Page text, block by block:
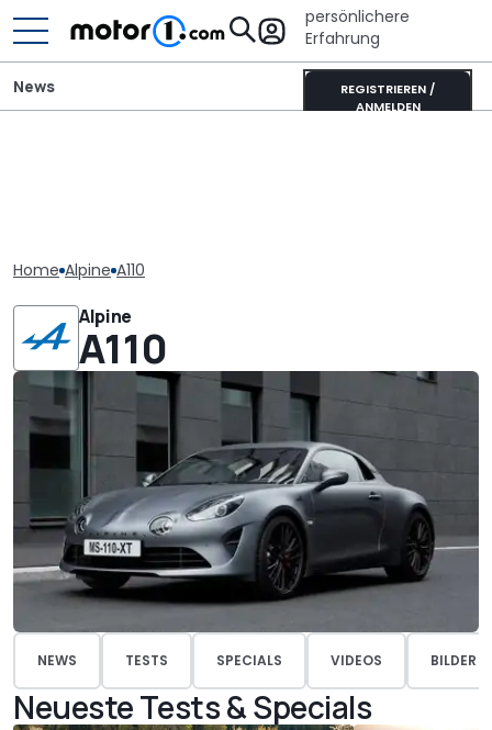
persönlichere
Erfahrung
REGISTRIEREN /
ANMELDEN
News
Home Alpine A110
Alpine
A110
NEWS TESTS SPECIALS VIDEOS BILDER
Neueste Tests & Specials